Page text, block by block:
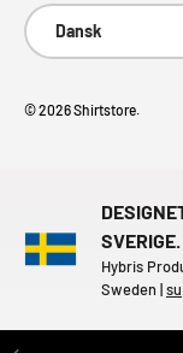
Sprog
Dansk
© 2026Shirtstore.
SVERIGE.
Hybris
Sweden |